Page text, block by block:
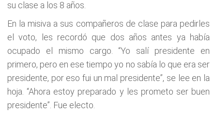
su clase a los 8 años.
En la misiva a sus compañeros de clase para pedirles
el voto, les recordó que dos años antes ya había
ocupado el mismo cargo. “Yo salí presidente en
primero, pero en ese tiempo yo no sabía lo que era ser
presidente, por eso fui un mal presidente”, se lee en la
hoja. “Ahora estoy preparado y les prometo ser buen
presidente”. Fue electo.